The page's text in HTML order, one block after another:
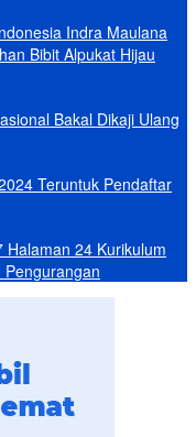
Indra Maulana
Bibit Alpukat Hijau
Bakal Dikaji Ulang
Teruntuk Pendaftar
Halaman 24 Kurikulum